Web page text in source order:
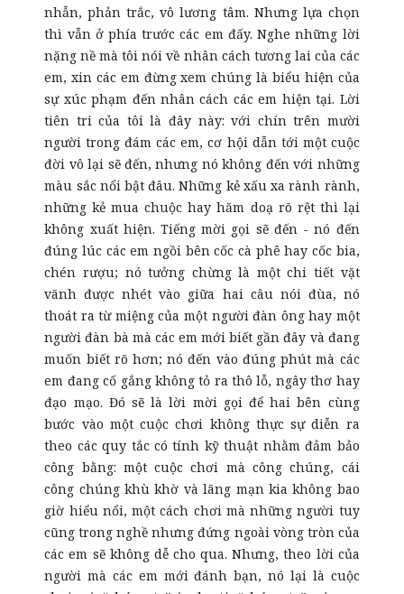
nhẫn, phản trắc, vô lương tâm. Nhưng lựa chọn
thì vẫn ở phía trước các em đấy. Nghe những lời
nặng nề mà tôi nói về nhân cách tương lai của các
em, xin các em đừng xem chúng là biểu hiện của
sự xúc phạm đến nhân cách các em hiện tại. Lời
tiên tri của tôi là đây này: với chín trên mười
người trong đám các em, cơ hội dẫn tới một cuộc
đời vô lại sẽ đến, nhưng nó không đến với những
màu sắc nổi bật đâu. Những kẻ xấu xa rành rành,
những kẻ mua chuộc hay hăm doạ rõ rệt thì lại
không xuất hiện. Tiếng mời gọi sẽ đến - nó đến
đúng lúc các em ngồi bên cốc cà phê hay cốc bia,
chén rượu; nó tưởng chừng là một chi tiết vặt
vãnh được nhét vào giữa hai câu nói đùa, nó
thoát ra từ miệng của một người đàn ông hay một
người đàn bà mà các em mới biết gần đây và đang
muốn biết rõ hơn; nó đến vào đúng phút mà các
em đang cố gắng không tỏ ra thô lỗ, ngây thơ hay
đạo mạo. Đó sẽ là lời mời gọi để hai bên cùng
bước vào một cuộc chơi không thực sự diễn ra
theo các quy tắc có tính kỹ thuật nhằm đảm bảo
công bằng: một cuộc chơi mà công chúng, cái
công chúng khù khờ và lãng mạn kia không bao
giờ hiểu nổi, một cách chơi mà những người tuy
cũng trong nghề nhưng đứng ngoài vòng tròn của
các em sẽ không dễ cho qua. Nhưng, theo lời của
người mà các em mới đánh bạn, nó lại là cuộc